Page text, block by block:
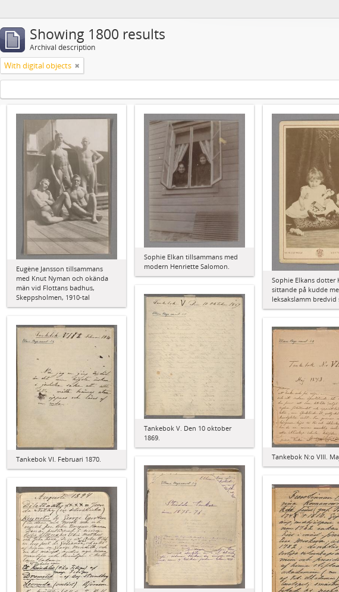
Showing 1800 results
Archival description
With digital objects
Eugène Jansson tillsammans
med Knut Nyman och okända
män vid Flottans badhus,
Skeppsholmen, 1910-tal
Sophie Elkan tillsammans med
modern Henriette Salomon.
Sophie Elkans dotter
sittande på kudde
leksakslamm bredvid
Tankebok V. Den 10 oktober
1869.
Tankebok VI. Februari 1870. Tankebok N:o VIII.